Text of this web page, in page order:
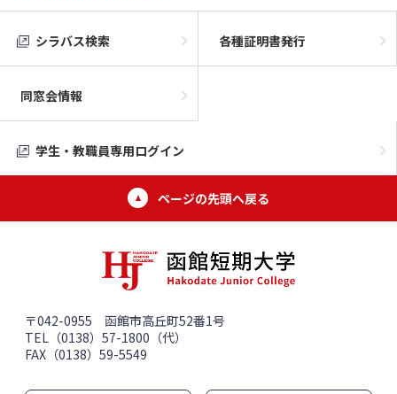
シラバス検索 各種証明書発行
同窓会情報
学生・教職員専用ログイン
ページの先頭へ戻る
〒042-0955 函館市高丘町52番1号
TEL（0138）57-1800（代）
FAX（0138）59-5549